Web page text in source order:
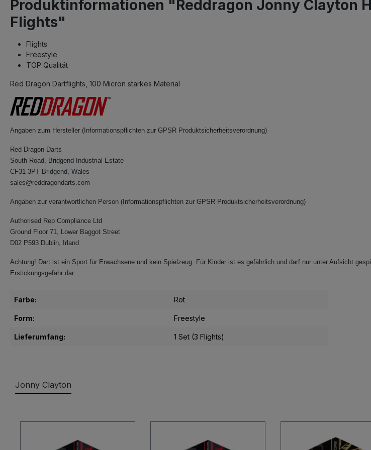
Produktinformationen "Reddragon Jonny Clayton
Flights"
Flights
Freestyle
TOP Qualität
Red Dragon Dartflights, 100 Micron starkes Material
Angaben zum Hersteller (Informationspflichten zur GPSR Produktsicherheitsverordnung)
Red Dragon Darts
South Road, Bridgend Industrial Estate
CF31 3PT Bridgend, Wales
sales@reddragondarts.com
Angaben zur verantwortlichen Person (Informationspflichten zur GPSR Produktsicherheitsverordnung)
Authorised Rep Compliance Ltd
Ground Floor 71, Lower Baggot Street
D02 P593 Dublin, Irland
Achtung! Dart ist ein Sport für Erwachsene und kein Spielzeug. Für Kinder ist es gefährlich und darf nur unter Aufsicht
Erstickungsgefahr dar.
Farbe: Rot
Form: Freestyle
Lieferumfang: 1 Set (3 Flights)
Jonny Clayton